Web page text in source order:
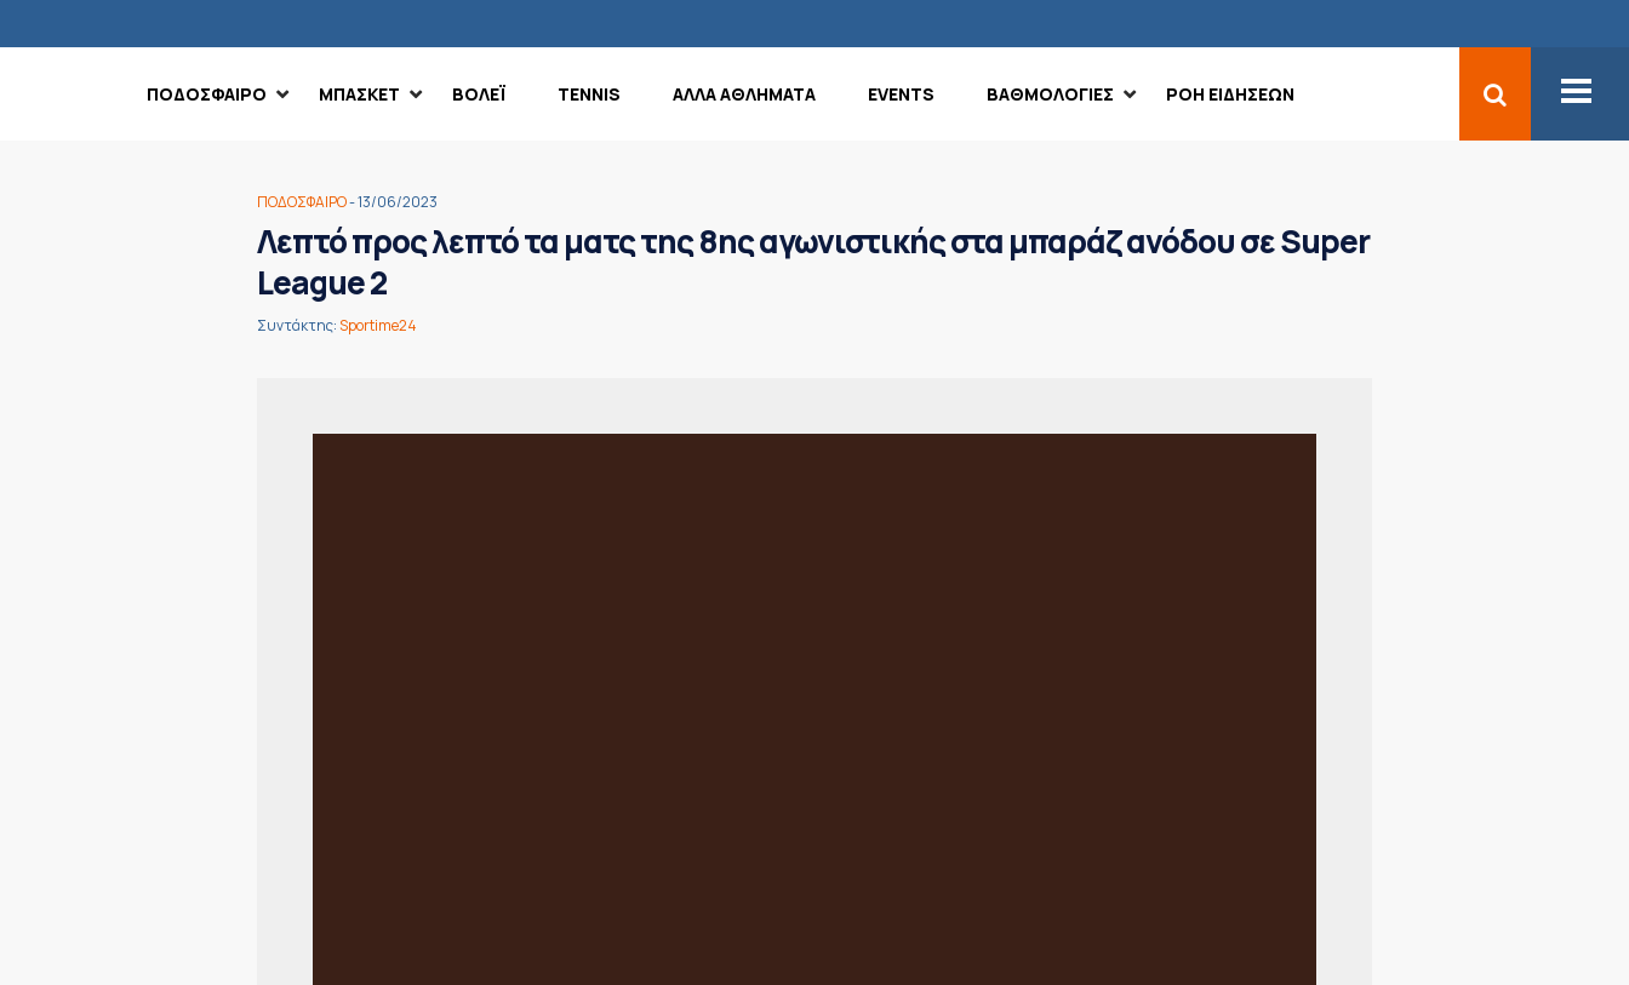
ΠΟΔΟΣΦΑΙΡΟ ΜΠΑΣΚΕΤ ΒΟΛΕΪ TENNIS ΑΛΛΑ ΑΘΛΗΜΑΤΑ EVENTS ΒΑΘΜΟΛΟΓΙΕΣ ΡΟΗ ΕΙΔΗΣΕΩΝ
ΠΟΔΟΣΦΑΙΡΟ- 13/06/2023
Λεπτό προς λεπτό τα ματς της 8ης αγωνιστικής στα μπαράζ ανόδου σε Super
League 2
Συντάκτης:Sportime24